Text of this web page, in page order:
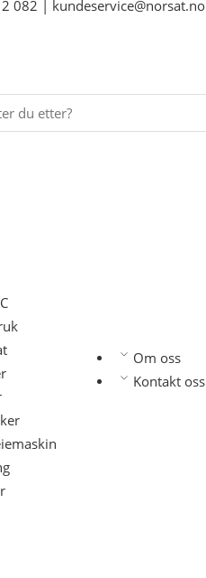
082 kundeservice@norsat.no
Om oss
Kontakt oss